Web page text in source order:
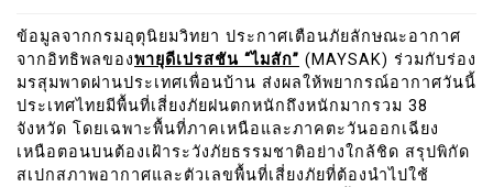
ข้อมูลจากกรมอุตุนิยมวิทยา ประกาศเตือนภัยลักษณะอากาศ
จากอิทธิพลของพายุดีเปรสชัน “ไมสัก” (MAYSAK) ร่วมกับร่อง
มรสุมพาดผ่านประเทศเพื่อนบ้าน ส่งผลให้พยากรณ์อากาศวันนี้
ประเทศไทยมีพื้นที่เสี่ยงภัยฝนตกหนักถึงหนักมากรวม 38
จังหวัด โดยเฉพาะพื้นที่ภาคเหนือและภาคตะวันออกเฉียง
เหนือตอนบนต้องเฝ้าระวังภัยธรรมชาติอย่างใกล้ชิด สรุปพิกัด
สเปกสภาพอากาศและตัวเลขพื้นที่เสี่ยงภัยที่ต้องนำไปใช้